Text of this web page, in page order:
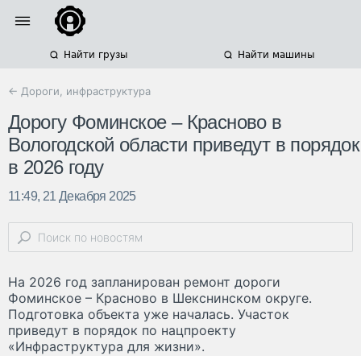
Найти грузы Найти машины
← Дороги, инфраструктура
Дорогу Фоминское – Красново в
Вологодской области приведут в порядок
в 2026 году
11:49, 21 Декабря 2025
На 2026 год запланирован ремонт дороги
Фоминское – Красново в Шекснинском округе.
Подготовка объекта уже началась. Участок
приведут в порядок по нацпроекту
«Инфраструктура для жизни».